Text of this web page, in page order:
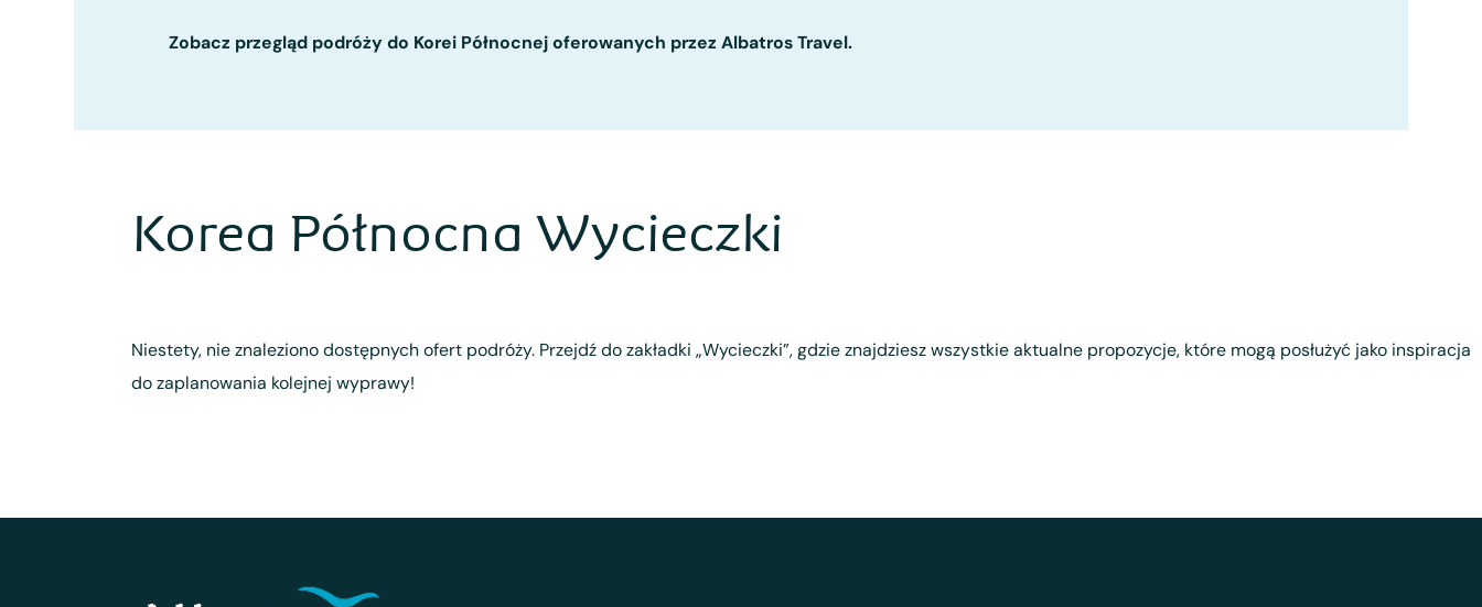
Zobacz przegląd podróży do Korei Północnej oferowanych przez Albatros Travel.
Korea Północna Wycieczki
Niestety, nie znaleziono dostępnych ofert podróży. Przejdź do zakładki „Wycieczki”, gdzie znajdziesz wszystkie aktualne propozycje, które mogą posłużyć jako inspiracja
do zaplanowania kolejnej wyprawy!